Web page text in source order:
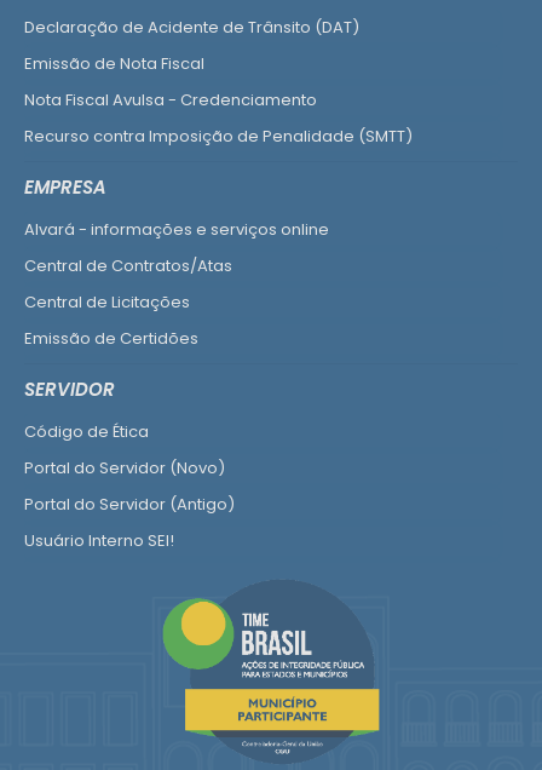
Declaração de Acidente de Trânsito (DAT)
Emissão de Nota Fiscal
Nota Fiscal Avulsa - Credenciamento
Recurso contra Imposição de Penalidade (SMTT)
EMPRESA
Alvará - informações e serviços online
Central de Contratos/Atas
Central de Licitações
Emissão de Certidões
SERVIDOR
Código de Ética
Portal do Servidor (Novo)
Portal do Servidor (Antigo)
Usuário Interno SEI!
Portal do Segurado
Manual de Gestão Patrimonial
Ver mais serviços para o Servidor